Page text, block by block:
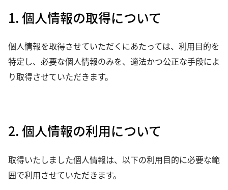
1. 個人情報の取得について
個人情報を取得させていただくにあたっては、利用目的を
特定し、必要な個人情報のみを、適法かつ公正な手段によ
り取得させていただきます。
2. 個人情報の利用について
取得いたしました個人情報は、以下の利用目的に必要な範
囲で利用させていただきます。